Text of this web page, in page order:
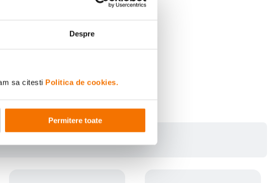
Despre
sa citesti Politica de cookies.
Permitere toate